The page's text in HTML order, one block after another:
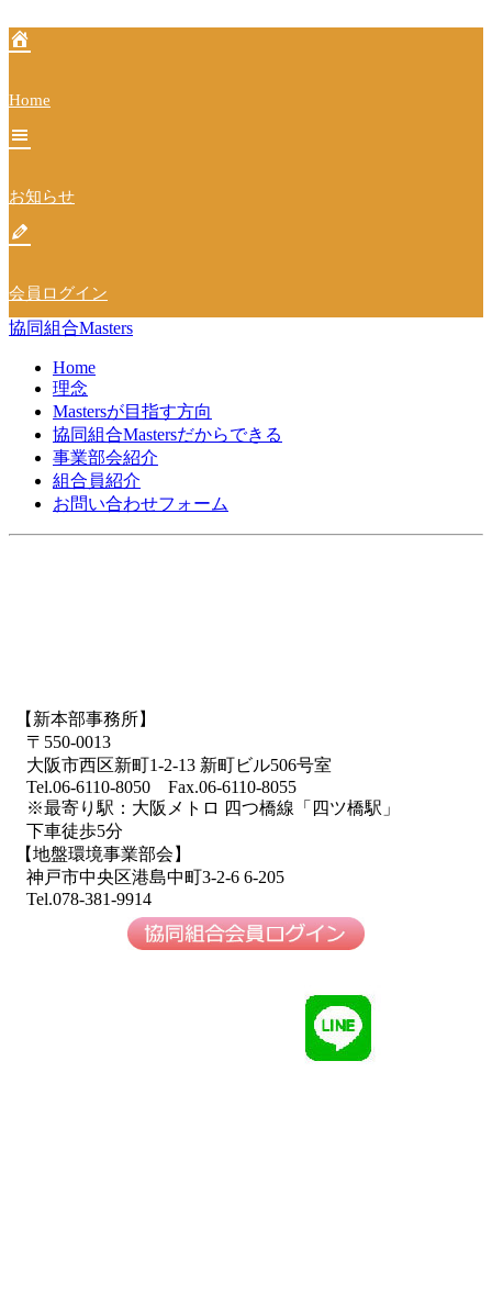
ー
ョ
ン
Home
お知らせ
会員ログイン
協同組合Masters
Home
理念
Mastersが目指す方向
協同組合Mastersだからできる
事業部会紹介
組合員紹介
お問い合わせフォーム
【新本部事務所】
〒550-0013
大阪市西区新町1-2-13 新町ビル506号室
Tel.06-6110-8050 Fax.06-6110-8055
※最寄り駅：大阪メトロ 四つ橋線「四ツ橋駅」
下車徒歩5分
【地盤環境事業部会】
神戸市中央区港島中町3-2-6 6-205
Tel.078-381-9914